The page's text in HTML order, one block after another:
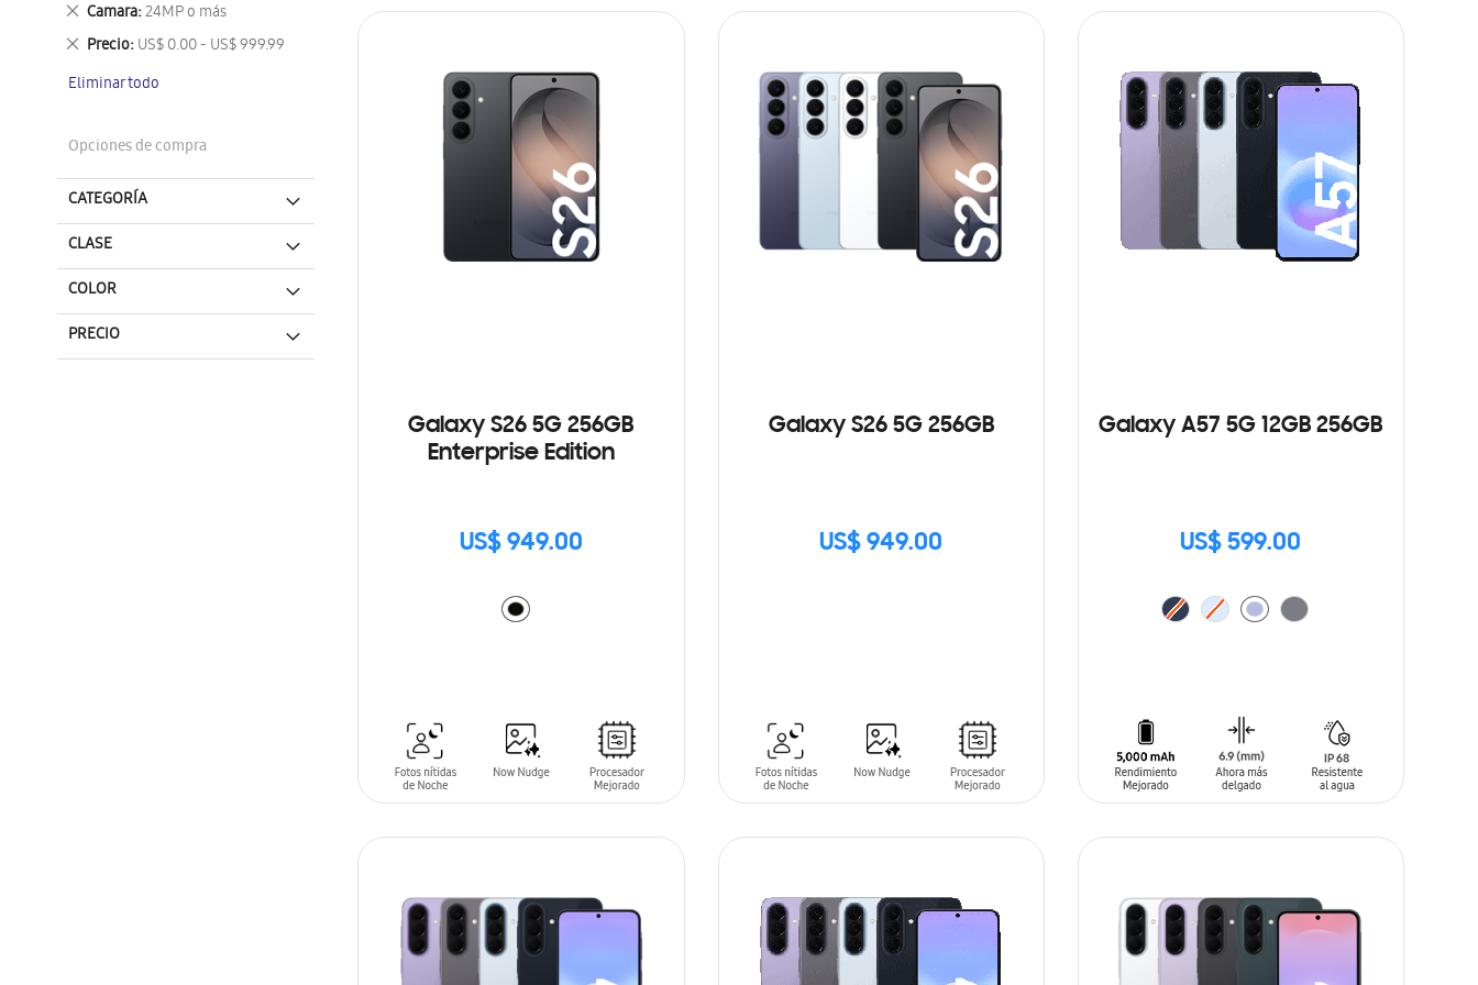
Galaxy S26 5G 256GB
Enterprise Edition
US$ 949.00
Galaxy S26 5G 256GB
US$ 949.00
SIN
Galaxy A57 5G 12GB 256GB
US$ 599.00
artículo
Camara 24MP o más
Eliminar
este
artículo
Precio US$ 0.00 - US$ 999.99
Eliminar
artículo
Eliminar todo
Opciones de compra
CATEGORÍA
CLASE
COLOR
PRECIO